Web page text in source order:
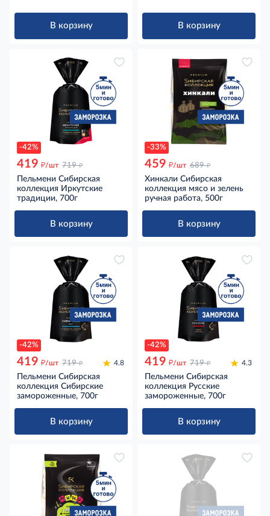
В корзину В корзину
-42%
419 д/шт 719 д
Пельмени Сибирская
коллекция Иркутские
традиции, 700г
В корзину
-33%
459 д/шт 689 д
Хинкали Сибирская
коллекция мясо и зелень
ручная работа, 500г
В корзину
-42%
419 д/шт 719 д 4.8
Пельмени Сибирская
коллекция Сибирские
замороженные, 700г
В корзину
-42%
419 д/шт 719 д 4.3
Пельмени Сибирская
коллекция Русские
замороженные, 700г
В корзину